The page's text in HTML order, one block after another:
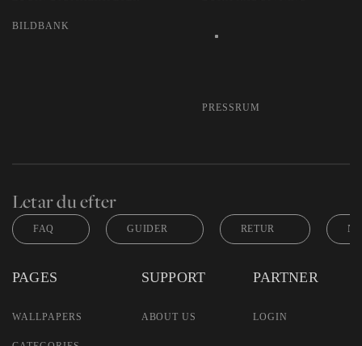
BILDBANK
PRESSRUM
Letar du efter
FAQ GUIDER RETUR
PAGES
WALLPAPERS
SUPPORT
ABOUT US
PARTNER
LOGIN